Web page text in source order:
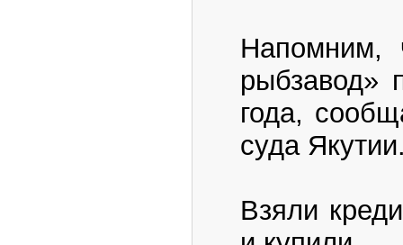
Напомним,
рыбзавод»
года,
суда
Взяли